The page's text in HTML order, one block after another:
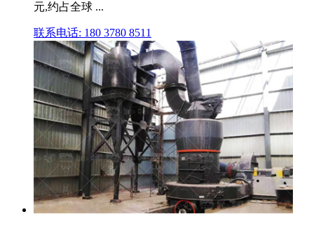
元,约占全球 ...
联系电话: 180 3780 8511